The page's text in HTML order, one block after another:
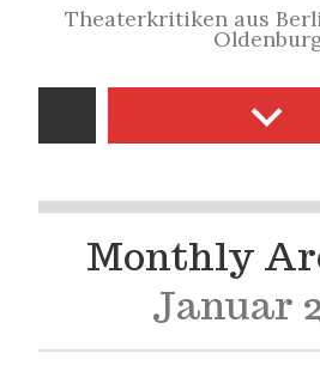
Theaterkritiken aus
Monthly
Januar